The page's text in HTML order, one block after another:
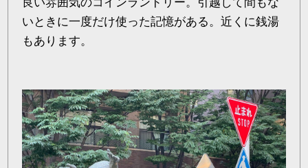
いときに一度だけ使った記憶がある。近くに銭湯
もあります。